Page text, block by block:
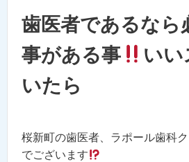
歯医者であるなら
事がある事
い
いたら
桜新町の歯医者、ラポール歯科
でございます